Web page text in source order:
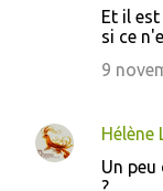
Et il
si ce
9
Hélène
Un peu
?